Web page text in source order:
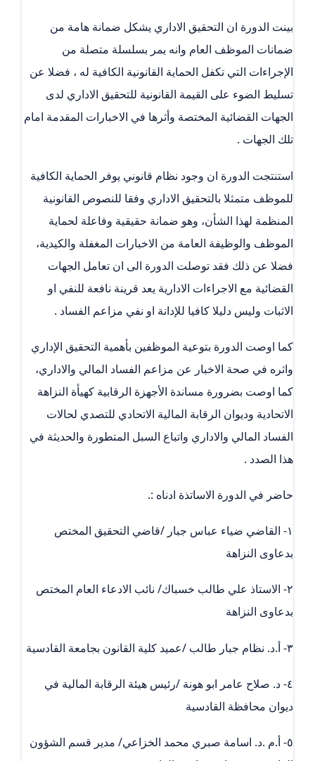
بينت الدورة ان التحقيق الاداري يشكل ضمانة هامة من
ضمانات الموظف العام وانه يمر بسلسلة متصلة من
الإجراءات التي تكفل الحماية القانونية الكافية له ، فضلا عن
تسليط الضوء على القيمة القانونية للتحقيق الاداري لدى
الجهات القضائية المختصة وأثرها في الاخبارات المقدمة امام
تلك الجهات .
استنتجت الدورة ان وجود نظام قانوني يوفر الحماية الكافية
للموظف متمثلا بالتحقيق الاداري وفقا للنصوص القانونية
المنظمة لهذا الشأن، وهو ضمانة حقيقية وفاعلة لحماية
الموظف والوظيفة العامة من الاخبارات المغفلة والكيدية،
فضلا عن ذلك فقد توصلت الدورة الى ان تعامل الجهات
القضائية مع الاجراءات الادارية يعد قرينة نافعة للنفي او
الاثبات وليس دليلا كافيا للإدانة او نفي مزاعم الفساد .
كما اوصت الدورة بتوعية الموظفين بأهمية التحقيق الإداري
واثره في صحة الاخبار عن مزاعم الفساد المالي والاداري،
كما اوصت بضرورة مساندة الأجهزة الرقابية كهيأة النزاهة
الاتحادية وديوان الرقابة المالية الاتحادي للتصدي لحالات
الفساد المالي والاداري واتباع السبل المتطورة والحديثة في
هذا الصدد .
حاضر في الدورة الاساتذة ادناه :.
١- القاضي ضياء عباس جبار /قاضي التحقيق المختص
بدعاوى النزاهة
٢- الاستاذ علي طالب خسباك/ نائب الادعاء العام المختص
بدعاوى النزاهة
٣- أ.د. نظام جبار طالب /عميد كلية القانون بجامعة القادسية
٤- د. صلاح عامر ابو هونة /رئيس هيئة الرقابة المالية في
ديوان محافظة القادسية
٥- أ.م .د. اسامة صبري محمد الخزاعي/ مدير قسم الشؤون